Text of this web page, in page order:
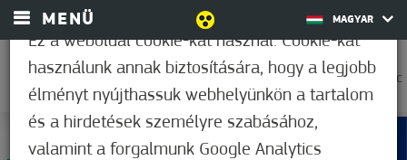
MENÜ MAGYAR
35,0°C
Ez a weboldal cookie-kat használ. Cookie-kat
használunk annak biztosítására, hogy a legjobb
élményt nyújthassuk webhelyünkön a tartalom
és a hirdetések személyre szabásához,
valamint a forgalmunk Google Analytics